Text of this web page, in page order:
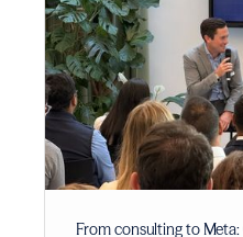
From consulting to